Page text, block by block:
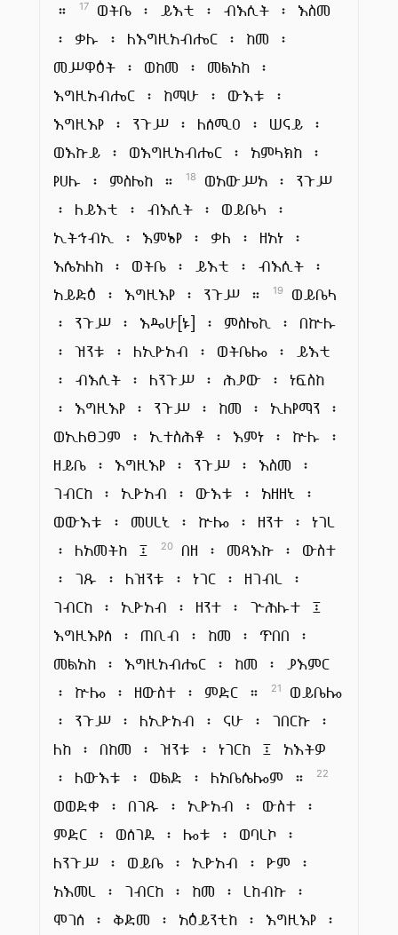
። 17
ወትቤ ፡ ይእቲ ፡ ብእሲት ፡ እስመ
፡ ቃሉ ፡ ለእግዚአብሔር ፡ ከመ ፡
መሥዋዕት ፡ ወከመ ፡ መልአከ ፡
እግዚአብሔር ፡ ከማሁ ፡ ውእቱ ፡
እግዚእየ ፡ ንጉሥ ፡ ለሰሚዐ ፡ ሠናይ ፡
ወእኩይ ፡ ወእግዚአብሔር ፡ አምላክከ ፡
የሀሉ ፡ ምስሌከ ።
18
ወአውሥአ ፡ ንጉሥ
፡ ለይእቲ ፡ ብእሲት ፡ ወይቤላ ፡
ኢትኅብኢ ፡ እምኔየ ፡ ቃለ ፡ ዘአነ ፡
እሴአለከ ፡ ወትቤ ፡ ይእቲ ፡ ብእሲት ፡
አይድዕ ፡ እግዚእየ ፡ ንጉሥ ።
19
ወይቤላ
፡ ንጉሥ ፡ እዴሁ[ኑ] ፡ ምስሌኪ ፡ በኵሉ
፡ ዝንቱ ፡ ለኢዮአብ ፡ ወትቤሎ ፡ ይእቲ
፡ ብእሲት ፡ ለንጉሥ ፡ ሕያው ፡ ነፍስከ
፡ እግዚእየ ፡ ንጉሥ ፡ ከመ ፡ ኢለየማን ፡
ወኢለፀጋም ፡ ኢተስሕቶ ፡ እምነ ፡ ኵሉ ፡
ዘይቤ ፡ እግዚእየ ፡ ንጉሥ ፡ እስመ ፡
ገብርከ ፡ ኢዮአብ ፡ ውእቱ ፡ አዘዘኒ ፡
ወውእቱ ፡ መሀረኒ ፡ ኵሎ ፡ ዘንተ ፡ ነገረ
፡ ለአመትከ ፤
20
በዘ ፡ መጻእኩ ፡ ውስተ
፡ ገጹ ፡ ለዝንቱ ፡ ነገር ፡ ዘገብረ ፡
ገብርከ ፡ ኢዮአብ ፡ ዘንተ ፡ ጕሕሉተ ፤
እግዚእየሰ ፡ ጠቢብ ፡ ከመ ፡ ጥበበ ፡
መልአከ ፡ እግዚአብሔር ፡ ከመ ፡ ያእምር
፡ ኵሎ ፡ ዘውስተ ፡ ምድር ።
21
ወይቤሎ
፡ ንጉሥ ፡ ለኢዮአብ ፡ ናሁ ፡ ገበርኩ ፡
ለከ ፡ በከመ ፡ ዝንቱ ፡ ነገርከ ፤ አእትዎ
፡ ለውእቱ ፡ ወልድ ፡ ለአቤሴሎም ።
22
ወወድቀ ፡ በገጹ ፡ ኢዮአብ ፡ ውስተ ፡
ምድር ፡ ወሰገደ ፡ ሎቱ ፡ ወባረኮ ፡
ለንጉሥ ፡ ወይቤ ፡ ኢዮአብ ፡ ዮም ፡
አእመረ ፡ ገብርከ ፡ ከመ ፡ ረከብኩ ፡
ሞገሰ ፡ ቅድመ ፡ አዕይንቲከ ፡ እግዚእየ ፡